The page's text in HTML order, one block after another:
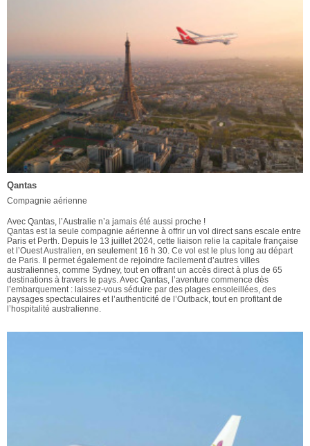
Qantas
Compagnie aérienne
Avec Qantas, l’Australie n’a jamais été aussi proche !
Qantas est la seule compagnie aérienne à offrir un vol direct sans escale entre
Paris et Perth. Depuis le 13 juillet 2024, cette liaison relie la capitale française
et l’Ouest Australien, en seulement 16 h 30. Ce vol est le plus long au départ
de Paris. Il permet également de rejoindre facilement d’autres villes
australiennes, comme Sydney, tout en offrant un accès direct à plus de 65
destinations à travers le pays. Avec Qantas, l’aventure commence dès
l’embarquement : laissez-vous séduire par des plages ensoleillées, des
paysages spectaculaires et l’authenticité de l’Outback, tout en profitant de
l’hospitalité australienne.